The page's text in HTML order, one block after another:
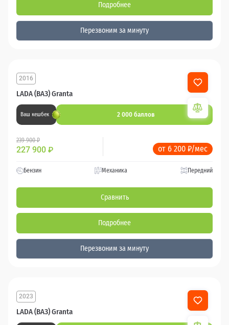
Подробнее
Перезвоним за минуту
LADA (ВАЗ) Granta
2016
Ваш кешбек 2 000 баллов
239 900 ₽
227 900 ₽ от 6 200 ₽/мес
Бензин Механика Передний
Сравнить
Подробнее
Перезвоним за минуту
LADA (ВАЗ) Granta
2023